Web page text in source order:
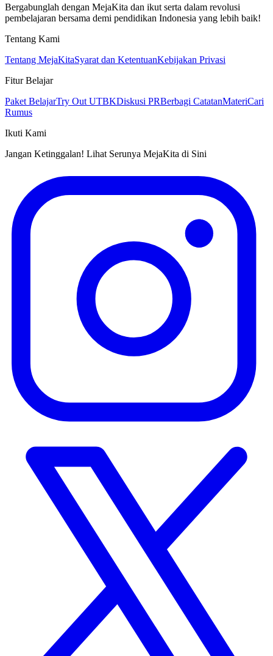
Bergabunglah dengan MejaKita dan ikut serta dalam revolusi
pembelajaran bersama demi pendidikan Indonesia yang lebih baik!
Tentang Kami
Tentang MejaKitaSyarat dan KetentuanKebijakan Privasi
Fitur Belajar
Paket BelajarTry Out UTBKDiskusi PRBerbagi CatatanMateriCari
Rumus
Ikuti Kami
Jangan Ketinggalan! Lihat Serunya MejaKita di Sini